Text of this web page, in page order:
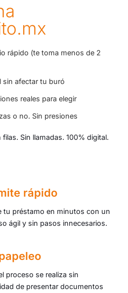
rápido (te toma menos de 2
sin afectar tu buró
reales para elegir
o no. Sin presiones
Sin llamadas. 100% digital.
rápido
tu préstamo en minutos con un
ágil y sin pasos innecesarios.
proceso se realiza sin
de presentar documentos